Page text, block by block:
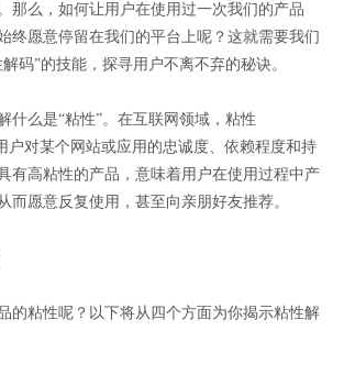
那么，如何让用户在使用过一次我们的产品
终愿意停留在我们的平台上呢？这就需要我们
码”的技能，探寻用户不离不弃的秘诀。
什么是“粘性”。在互联网领域，粘性
用户对某个网站或应用的忠诚度、依赖程度和持
有高粘性的产品，意味着用户在使用过程中产
而愿意反复使用，甚至向亲朋好友推荐。
的粘性呢？以下将从四个方面为你揭示粘性解